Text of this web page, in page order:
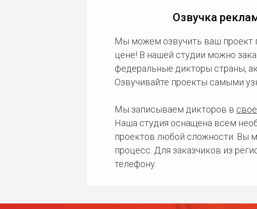
Озвучка
Мы можем озвучить ваш проект
цене! В нашей студии можно
федеральные дикторы страны,
Озвучивайте проекты самыми
Мы записываем дикторов в
Наша студия оснащена всем
проектов любой сложности. Вы
процесс. Для заказчиков из
телефону.